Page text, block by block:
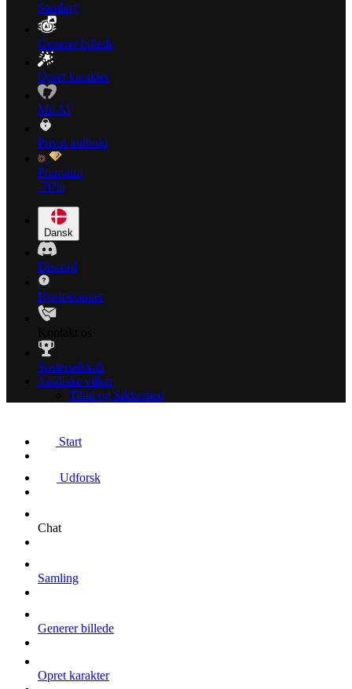
Samling
Generer billede
Opret karakter
Mit AI
Privat indhold
Premium
-70%
Dansk
Discord
Hjælpecenter
Søsterselskab
Juridiske vilkår
Tillid og Sikkerhed
Start
Udforsk
Chat
Samling
Generer billede
Opret karakter